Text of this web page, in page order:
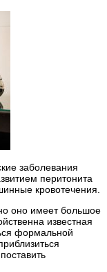
заболевания
перитонита
кровотечения.
оно имеет большое
известная
формальной